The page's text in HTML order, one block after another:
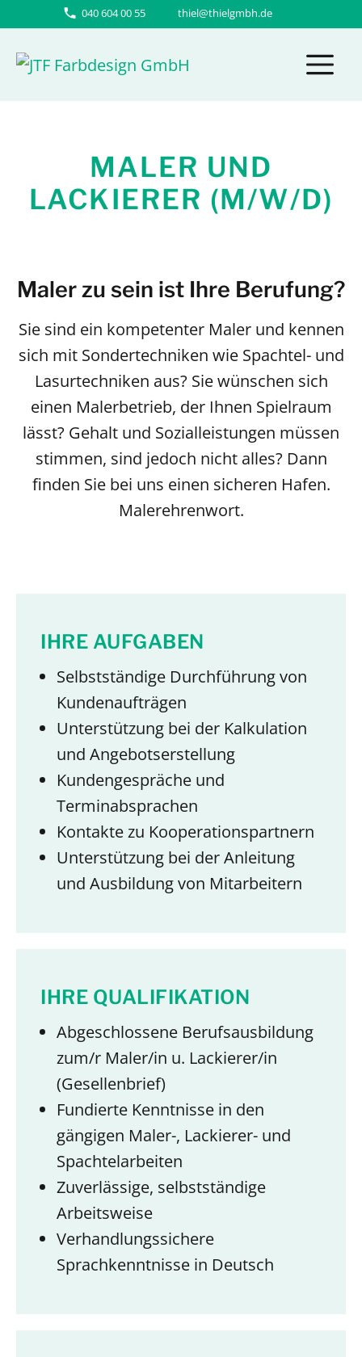
springen
040 604 00 55 thiel@thielgmbh.de
MALER UND
LACKIERER (M/W/D)
Maler zu sein ist Ihre Berufung?
Sie sind ein kompetenter Maler und kennen
sich mit Sondertechniken wie Spachtel- und
Lasurtechniken aus? Sie wünschen sich
einen Malerbetrieb, der Ihnen Spielraum
lässt? Gehalt und Sozialleistungen müssen
stimmen, sind jedoch nicht alles? Dann
finden Sie bei uns einen sicheren Hafen.
Malerehrenwort.
IHRE AUFGABEN
Selbstständige Durchführung von
Kundenaufträgen
Unterstützung bei der Kalkulation
und Angebotserstellung
Kundengespräche und
Terminabsprachen
Kontakte zu Kooperationspartnern
Unterstützung bei der Anleitung
und Ausbildung von Mitarbeitern
IHRE QUALIFIKATION
Abgeschlossene Berufsausbildung
zum/r Maler/in u. Lackierer/in
(Gesellenbrief)
Fundierte Kenntnisse in den
gängigen Maler-, Lackierer- und
Spachtelarbeiten
Zuverlässige, selbstständige
Arbeitsweise
Verhandlungssichere
Sprachkenntnisse in Deutsch